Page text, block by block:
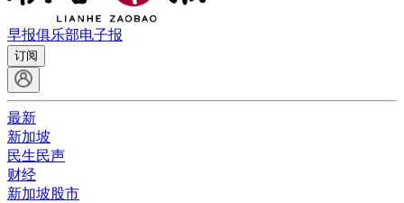
早报俱乐部电子报
订阅
最新
新加坡
民生民声
财经
新加坡股市